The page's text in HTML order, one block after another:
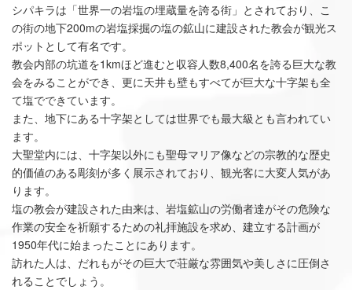
シパキラは「世界一の岩塩の埋蔵量を誇る街」とされており、こ
の街の地下200mの岩塩採掘の塩の鉱山に建設された教会が観光ス
ポットとして有名です。
教会内部の坑道を1kmほど進むと収容人数8,400名を誇る巨大な教
会をみることができ、更に天井も壁もすべてが巨大な十字架も全
て塩でできています。
また、地下にある十字架としては世界でも最大級とも言われてい
ます。
大聖堂内には、十字架以外にも聖母マリア像などの宗教的な歴史
的価値のある彫刻が多く展示されており、観光客に大変人気があ
ります。
塩の教会が建設された由来は、岩塩鉱山の労働者達がその危険な
作業の安全を祈願するための礼拝施設を求め、建立する計画が
1950年代に始まったことにあります。
訪れた人は、だれもがその巨大で荘厳な雰囲気や美しさに圧倒さ
れることでしょう。